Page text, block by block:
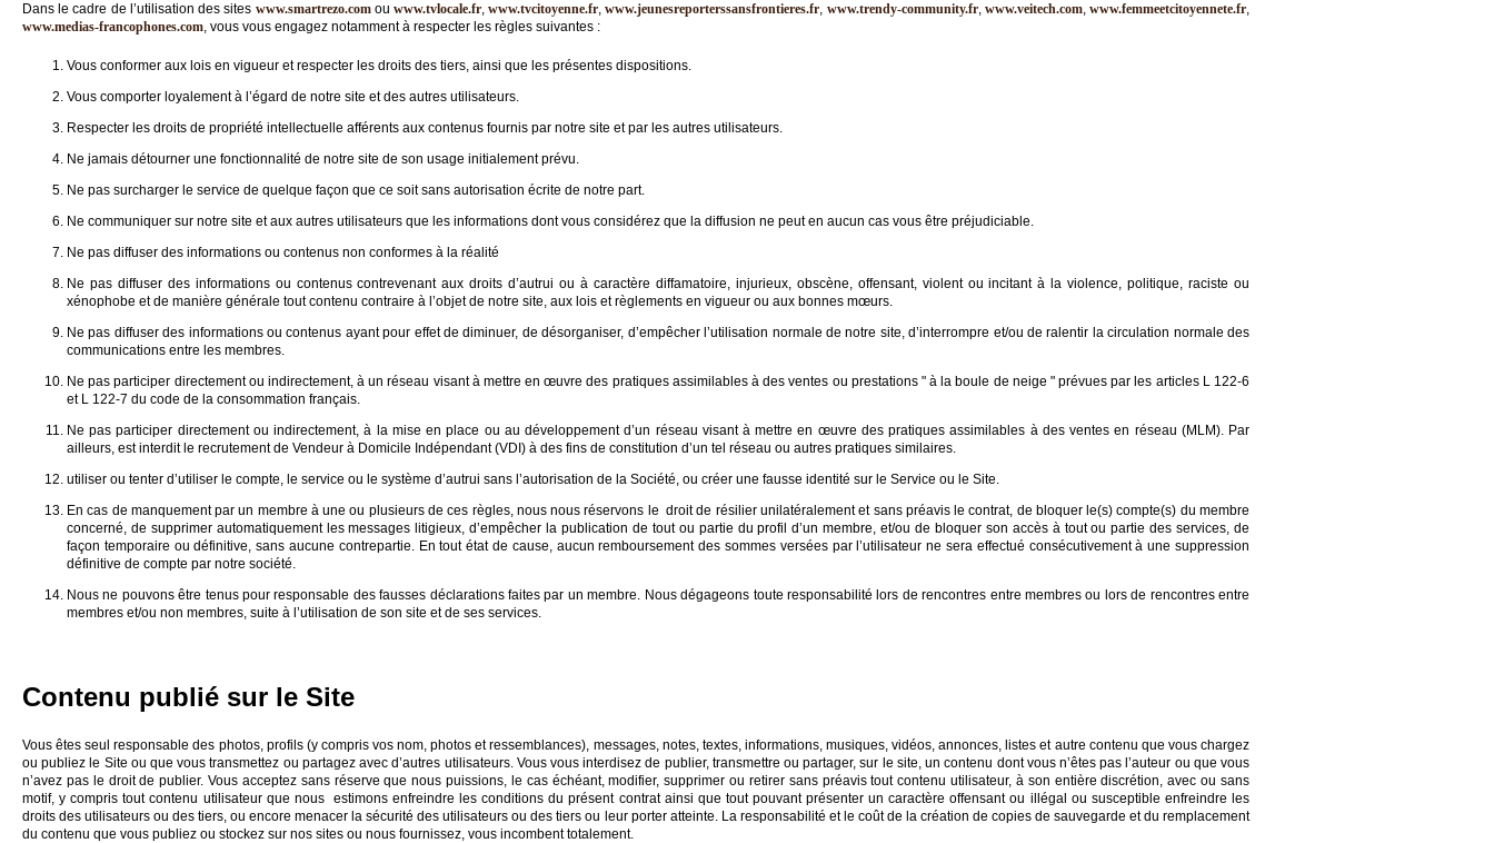
Dans le cadre de l’utilisation des sites www.smartrezo.comou www.tvlocale.fr,www.tvcitoyenne.fr,www.jeunesreporterssansfrontieres.fr, www.trendy-community.fr, www.veitech.com,www.femmeetcitoyennete.fr,
www.medias-francophones.com, vous vous engagez notamment à respecter les règles suivantes :
Vous conformer aux lois en vigueur et respecter les droits des tiers, ainsi que les présentes dispositions.
Vous comporter loyalement à l’égard de notre site et des autres utilisateurs.
Respecter les droits de propriété intellectuelle afférents aux contenus fournis par notre site et par les autres utilisateurs.
Ne jamais détourner une fonctionnalité de notre site de son usage initialement prévu.
Ne pas surcharger le service de quelque façon que ce soit sans autorisation écrite de notre part.
Ne communiquer sur notre site et aux autres utilisateurs que les informations dont vous considérez que la diffusion ne peut en aucun cas vous être préjudiciable.
Ne pas diffuser des informations ou contenus non conformes à la réalité
Ne pas diffuser des informations ou contenus contrevenant aux droits d’autrui ou à caractère diffamatoire, injurieux, obscène, offensant, violent ou incitant à la violence, politique, raciste ou
xénophobe et de manière générale tout contenu contraire à l’objet de notre site, aux lois et règlements en vigueur ou aux bonnes mœurs.
Ne pas diffuser des informations ou contenus ayant pour effet de diminuer, de désorganiser, d’empêcher l’utilisation normale de notre site, d’interrompre et/ou de ralentir la circulation normale des
communications entre les membres.
Ne pas participer directement ou indirectement, à un réseau visant à mettre en œuvre des pratiques assimilables à des ventes ou prestations " à la boule de neige " prévues par les articles L 122-6
et L 122-7 du code de la consommation français.
Ne pas participer directement ou indirectement, à la mise en place ou au développement d’un réseau visant à mettre en œuvre des pratiques assimilables à des ventes en réseau (MLM). Par
ailleurs, est interdit le recrutement de Vendeur à Domicile Indépendant (VDI) à des fins de constitution d’un tel réseau ou autres pratiques similaires.
utiliser ou tenter d’utiliser le compte, le service ou le système d’autrui sans l’autorisation de la Société, ou créer une fausse identité sur le Service ou le Site.
En cas de manquement par un membre à une ou plusieurs de ces règles, nous nous réservons le droit de résilier unilatéralement et sans préavis le contrat, de bloquer le(s) compte(s) du membre
concerné, de supprimer automatiquement les messages litigieux, d’empêcher la publication de tout ou partie du profil d’un membre, et/ou de bloquer son accès à tout ou partie des services, de
façon temporaire ou définitive, sans aucune contrepartie. En tout état de cause, aucun remboursement des sommes versées par l’utilisateur ne sera effectué consécutivement à une suppression
définitive de compte par notre société.
Nous ne pouvons être tenus pour responsable des fausses déclarations faites par un membre. Nous dégageons toute responsabilité lors de rencontres entre membres ou lors de rencontres entre
membres et/ou non membres, suite à l’utilisation de son site et de ses services.
Contenu publié sur le Site
Vous êtes seul responsable des photos, profils (y compris vos nom, photos et ressemblances), messages, notes, textes, informations, musiques, vidéos, annonces, listes et autre contenu que vous chargez
ou publiez le Site ou que vous transmettez ou partagez avec d’autres utilisateurs. Vous vous interdisez de publier, transmettre ou partager, sur le site, un contenu dont vous n’êtes pas l’auteur ou que vous
n’avez pas le droit de publier. Vous acceptez sans réserve que nous puissions, le cas échéant, modifier, supprimer ou retirer sans préavis tout contenu utilisateur, à son entière discrétion, avec ou sans
motif, y compris tout contenu utilisateur que nous estimons enfreindre les conditions du présent contrat ainsi que tout pouvant présenter un caractère offensant ou illégal ou susceptible enfreindre les
droits des utilisateurs ou des tiers, ou encore menacer la sécurité des utilisateurs ou des tiers ou leur porter atteinte. La responsabilité et le coût de la création de copies de sauvegarde et du remplacement
du contenu que vous publiez ou stockez sur nos sites ou nous fournissez, vous incombent totalement.